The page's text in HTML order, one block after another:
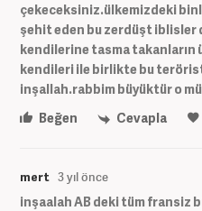
çekeceksiniz.ülkemizdeki
şehit eden bu zerdüşt iblisler
kendilerine tasma takanların
kendileri ile birlikte bu
inşallah.rabbim büyüktür o
Beğen
Cevapla
mert 3 yıl önce
inşaalah AB deki tüm fransiz